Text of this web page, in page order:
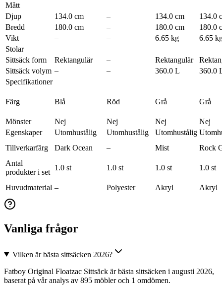
Mått
Djup
134.0 cm – 134.0 cm
134.0
Bredd
180.0 cm – 180.0 cm
180.0
Vikt
– – 6.65 kg
6.65
Stolar
Sittsäck form
Rektangulär – Rektangulär
Sittsäck volym – – 360.0 L
360.0
Specifikationer
Färg Blå Röd Grå Grå
Mönster Nej Nej Nej
Nej
Egenskaper
Utomhustålig Utomhustålig Utomhustålig
Tillverkarfärg
Dark Ocean – Mist
Rock
Antal
produkter i set
1.0 st 1.0 st 1.0 st 1.0 st
Huvudmaterial – Polyester Akryl Akryl
Vanliga frågor
Vilken är bästa sittsäcken 2026?
Fatboy Original Floatzac Sittsäck är bästa sittsäcken i augusti 2026,
baserat på vår analys av 895 möbler och 1 omdömen.